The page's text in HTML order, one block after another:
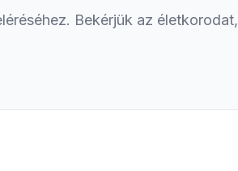
Bekérjük az életkorodat,